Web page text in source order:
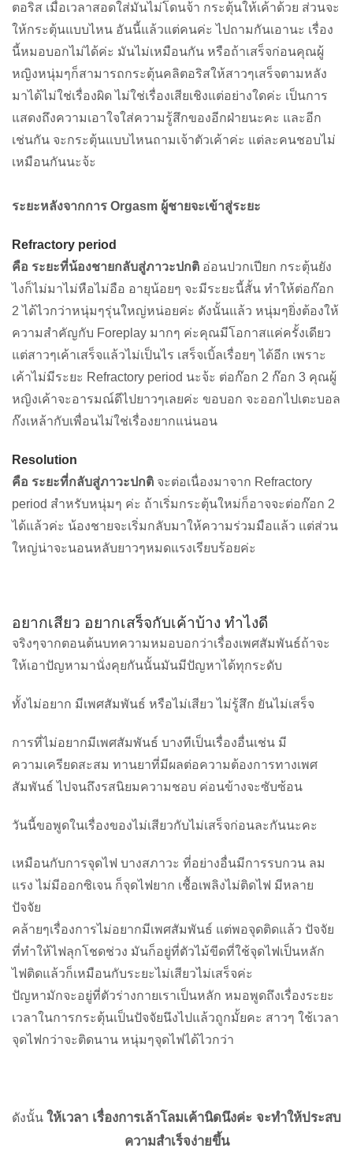
ตอริส เมื่อเวลาสอดใส่มันไม่โดนจ้า กระตุ้นให้เค้าด้วย ส่วนจะ
ให้กระตุ้นแบบไหน อันนี้แล้วแต่คนค่ะ ไปถามกันเอานะ เรื่อง
นี้หมอบอกไม่ได้ค่ะ มันไม่เหมือนกัน หรือถ้าเสร็จก่อนคุณผู้
หญิงหนุ่มๆก็สามารถกระตุ้นคลิตอริสให้สาวๆเสร็จตามหลัง
มาได้ไม่ใช่เรื่องผิด ไม่ใช่เรื่องเสียเชิงแต่อย่างใดค่ะ เป็นการ
แสดงถึงความเอาใจใส่ความรู้สึกของอีกฝ่ายนะคะ และอีก
เช่นกัน จะกระตุ้นแบบไหนถามเจ้าตัวเค้าค่ะ แต่ละคนชอบไม่
เหมือนกันนะจ้ะ
ระยะหลังจากการ Orgasm ผู้ชายจะเข้าสู่ระยะ
Refractory period
คือ ระยะที่น้องชายกลับสู่ภาวะปกติ อ่อนปวกเปียก กระตุ้นยัง
ไงก็ไม่มาไม่หือไม่อือ อายุน้อยๆ จะมีระยะนี้สั้น ทำให้ต่อก๊อก
2 ได้ไวกว่าหนุ่มๆรุ่นใหญ่หน่อยค่ะ ดังนั้นแล้ว หนุ่มๆยิ่งต้องให้
ความสำคัญกับ Foreplay มากๆ ค่ะคุณมีโอกาสแค่ครั้งเดียว
แต่สาวๆเค้าเสร็จแล้วไม่เป็นไร เสร็จเบิ้ลเรื่อยๆ ได้อีก เพราะ
เค้าไม่มีระยะ Refractory period นะจ้ะ ต่อก๊อก 2 ก๊อก 3 คุณผู้
หญิงเค้าจะอารมณ์ดีไปยาวๆเลยค่ะ ขอบอก จะออกไปเตะบอล
ก๊งเหล้ากับเพื่อนไม่ใช่เรื่องยากแน่นอน
Resolution
คือ ระยะที่กลับสู่ภาวะปกติ จะต่อเนื่องมาจาก Refractory
period สำหรับหนุ่มๆ ค่ะ ถ้าเริ่มกระตุ้นใหม่ก็อาจจะต่อก๊อก 2
ได้แล้วค่ะ น้องชายจะเริ่มกลับมาให้ความร่วมมือแล้ว แต่ส่วน
ใหญ่น่าจะนอนหลับยาวๆหมดแรงเรียบร้อยค่ะ
อยากเสียว อยากเสร็จกับเค้าบ้าง ทำไงดี
จริงๆจากตอนต้นบทความหมอบอกว่าเรื่องเพศสัมพันธ์ถ้าจะ
ให้เอาปัญหามานั่งคุยกันนั้นมันมีปัญหาได้ทุกระดับ
ทั้งไม่อยาก มีเพศสัมพันธ์ หรือไม่เสียว ไม่รู้สึก ยันไม่เสร็จ
การที่ไม่อยากมีเพศสัมพันธ์ บางทีเป็นเรื่องอื่นเช่น มี
ความเครียดสะสม ทานยาที่มีผลต่อความต้องการทางเพศ
สัมพันธ์ ไปจนถึงรสนิยมความชอบ ค่อนข้างจะซับซ้อน
วันนี้ขอพูดในเรื่องของไม่เสียวกับไม่เสร็จก่อนละกันนะคะ
เหมือนกับการจุดไฟ บางสภาวะ ที่อย่างอื่นมีการรบกวน ลม
แรง ไม่มีออกซิเจน ก็จุดไฟยาก เชื้อเพลิงไม่ติดไฟ มีหลาย
ปัจจัย
คล้ายๆเรื่องการไม่อยากมีเพศสัมพันธ์ แต่พอจุดติดแล้ว ปัจจัย
ที่ทำให้ไฟลุกโชดช่วง มันก็อยู่ที่ตัวไม้ขีดที่ใช้จุดไฟเป็นหลัก
ไฟติดแล้วก็เหมือนกับระยะไม่เสียวไม่เสร็จค่ะ
ปัญหามักจะอยู่ที่ตัวร่างกายเราเป็นหลัก หมอพูดถึงเรื่องระยะ
เวลาในการกระตุ้นเป็นปัจจัยนึงไปแล้วถูกมั้ยคะ สาวๆ ใช้เวลา
จุดไฟกว่าจะติดนาน หนุ่มๆจุดไฟได้ไวกว่า
ดังนั้น ให้เวลา เรื่องการเล้าโลมเค้านิดนึงค่ะ จะทำให้ประสบ
ความสำเร็จง่ายขึ้น